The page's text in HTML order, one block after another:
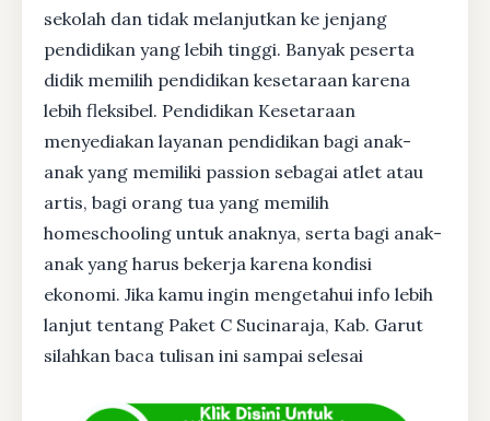
sekolah dan tidak melanjutkan ke jenjang
pendidikan yang lebih tinggi. Banyak peserta
didik memilih pendidikan kesetaraan karena
lebih fleksibel. Pendidikan Kesetaraan
menyediakan layanan pendidikan bagi anak-
anak yang memiliki passion sebagai atlet atau
artis, bagi orang tua yang memilih
homeschooling untuk anaknya, serta bagi anak-
anak yang harus bekerja karena kondisi
ekonomi. Jika kamu ingin mengetahui info lebih
lanjut tentang Paket C Sucinaraja, Kab. Garut
silahkan baca tulisan ini sampai selesai